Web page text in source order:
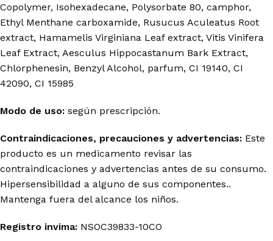
Copolymer, Isohexadecane, Polysorbate 80, camphor,
Ethyl Menthane carboxamide, Rusucus Aculeatus Root
extract, Hamamelis Virginiana Leaf extract, Vitis Vinifera
Leaf Extract, Aesculus Hippocastanum Bark Extract,
Chlorphenesin, Benzyl Alcohol, parfum, CI 19140, CI
42090, CI 15985
Modo de uso: según prescripción.
Contraindicaciones, precauciones y advertencias: Este
producto es un medicamento revisar las
contraindicaciones y advertencias antes de su consumo.
Hipersensibilidad a alguno de sus componentes..
Mantenga fuera del alcance los niños.
Registro invima: NSOC39833-10CO